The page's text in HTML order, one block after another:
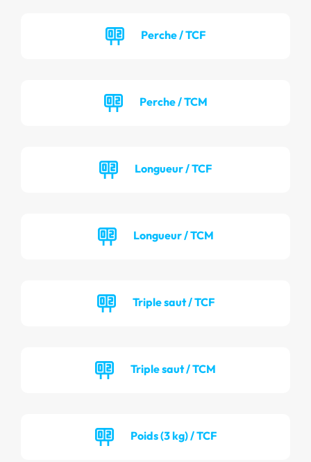
Perche / TCF
Perche / TCM
Longueur / TCF
Longueur / TCM
Triple saut / TCF
Triple saut / TCM
Poids (3 kg) / TCF